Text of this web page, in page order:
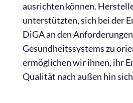
ausrichten können.
unterstützten, sich bei der
DiGA an den
Gesundheitssystems zu
ermöglichen wir ihnen, ihr
Qualität nach außen hin